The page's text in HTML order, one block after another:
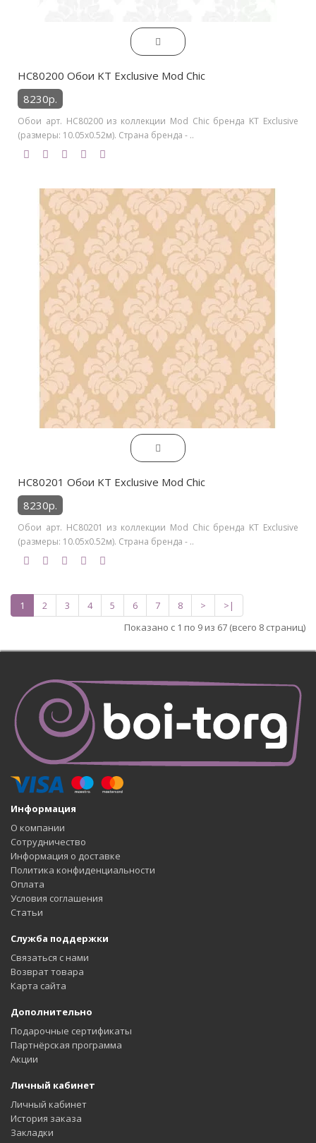
HC80200 Обои KT Exclusive Mod Chic
8230р.
Обои арт. HC80200 из коллекции Mod Chic бренда KT Exclusive
(размеры: 10.05х0.52м). Страна бренда - ..
HC80201 Обои KT Exclusive Mod Chic
8230р.
Обои арт. HC80201 из коллекции Mod Chic бренда KT Exclusive
(размеры: 10.05х0.52м). Страна бренда - ..
1 2 3 4 5 6 7 8 >
>|
Показано с 1 по 9 из 67 (всего 8 страниц)
Информация
О компании
Сотрудничество
Информация о доставке
Политика конфиденциальности
Оплата
Условия соглашения
Статьи
Служба поддержки
Связаться с нами
Возврат товара
Карта сайта
Дополнительно
Подарочные сертификаты
Партнёрская программа
Акции
Личный кабинет
Личный кабинет
История заказа
Закладки